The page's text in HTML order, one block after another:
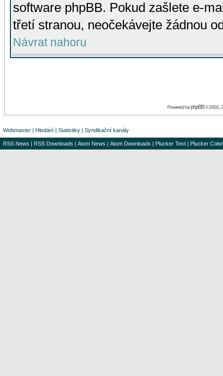
software phpBB. Pokud zašlete e-
třetí stranou, neočekávejte žádnou
Návrat nahoru
Powered byphpBB© 2001,
Webmaster | Hledání | Statistiky | Syndikační kanály
RSS News | RSS Downloads | Atom News | Atom Downloads | Plucker Text | Plucker Color